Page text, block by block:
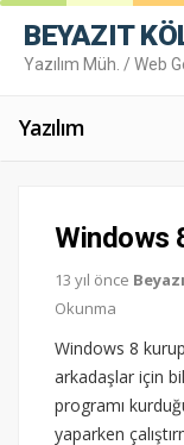
BEYAZIT
Yazılım Müh. / Web
Yazılım
Windows
13 yıl önce
Okunma
Windows 8
arkadaşlar için
programı
yaparken